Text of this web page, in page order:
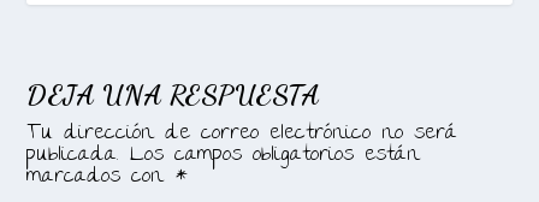
DEJA UNA RESPUESTA
Tu dirección de correo electrónico no será
publicada. Los campos obligatorios están
marcados con *